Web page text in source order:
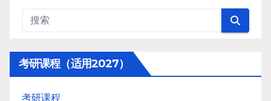
考研课程（适用2027）
考研课程